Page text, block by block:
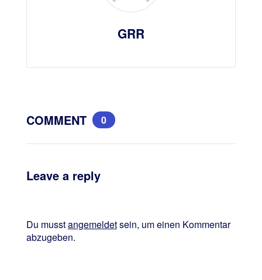
GRR
COMMENT 0
Leave a reply
Du musstangemeldetsein, um einen Kommentar
abzugeben.